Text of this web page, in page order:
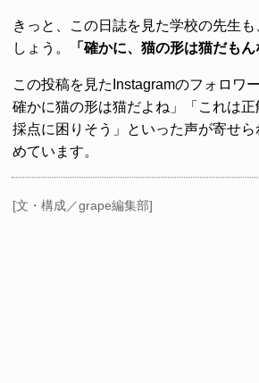
きっと、この日誌を見た学校の先生
しょう。
「確かに、猫の形は猫だもん
この投稿を見たInstagramのフォロワ
確かに猫の形は猫だよね」「これは
採点に困りそう」といった声が寄せ
めています。
[文・構成／grape編集部]